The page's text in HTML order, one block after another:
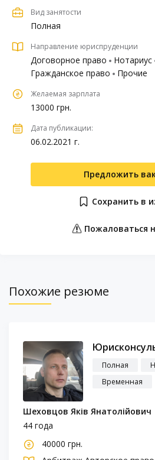
Вид занятости
Полная
Направление юриспруденции
Договорное право Нотариус
Гражданское право
Прочие
Желаемая зарплата
13000 грн.
Дата публикации:
06.02.2021 г.
Предложить
Сохранить в
Пожаловаться
Похожие резюме
Полная
Временная
Шеховцов Яків Янатолійович
44 года
40000 грн.